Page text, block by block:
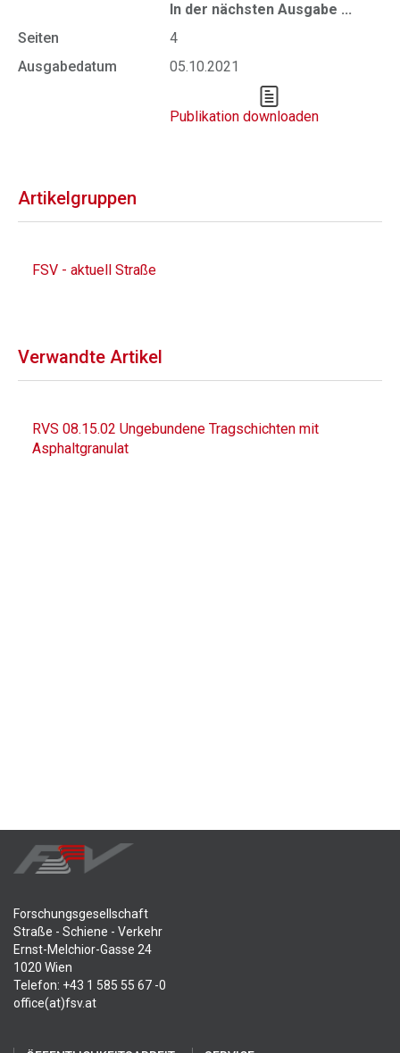
In der nächsten Ausgabe ...
Seiten
4
Ausgabedatum
05.10.2021
Publikation downloaden
Artikelgruppen
FSV - aktuell Straße
Verwandte Artikel
RVS 08.15.02 Ungebundene Tragschichten mit
Asphaltgranulat
Forschungsgesellschaft
Straße - Schiene - Verkehr
Ernst-Melchior-Gasse 24
1020 Wien
Telefon: +43 1 585 55 67 -0
office(at)fsv.at